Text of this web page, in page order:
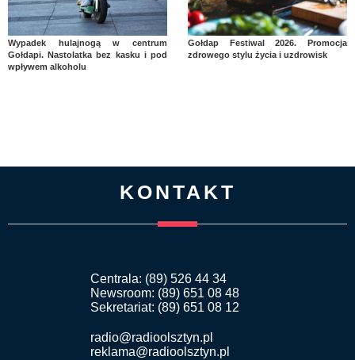
Wypadek hulajnogą w centrum
Gołdapi. Nastolatka bez kasku i pod
wpływem alkoholu
Gołdap Festiwal 2026. Promocja
zdrowego stylu życia i uzdrowisk
KONTAKT
Centrala: (89) 526 44 34
Newsroom: (89) 651 08 48
Sekretariat: (89) 651 08 12
radio@radioolsztyn.pl
reklama@radioolsztyn.pl